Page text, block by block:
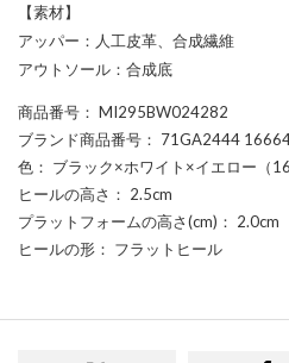
【素材】
アッパー：人工皮革、合成繊維
アウトソール：合成底
商品番号 ： MI295BW024282
ブランド商品番号 ： 71GA2444
色 ： ブラック×ホワイト×イエロー（
ヒールの高さ ： 2.5cm
プラットフォームの高さ(cm) ： 2.0cm
ヒールの形 ： フラットヒール